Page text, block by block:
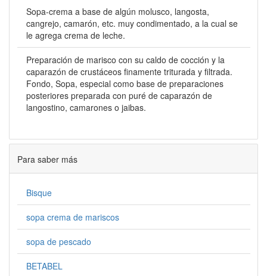
Sopa-crema a base de algún molusco, langosta,
cangrejo, camarón, etc. muy condimentado, a la cual se
le agrega crema de leche.
Preparación de marisco con su caldo de cocción y la
caparazón de crustáceos finamente triturada y filtrada.
Fondo, Sopa, especial como base de preparaciones
posteriores preparada con puré de caparazón de
langostino, camarones o jaibas.
Para saber más
Bisque
sopa crema de mariscos
sopa de pescado
BETABEL